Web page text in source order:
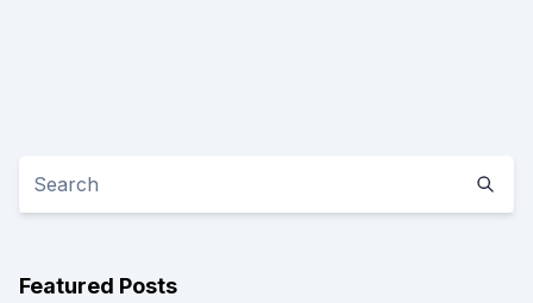
Featured Posts